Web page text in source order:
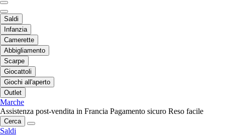
Saldi
Infanzia
Camerette
Abbigliamento
Scarpe
Giocattoli
Giochi all'aperto
Outlet
Marche
Assistenza post-vendita in Francia Pagamento sicuro Reso facile
Cerca
Saldi